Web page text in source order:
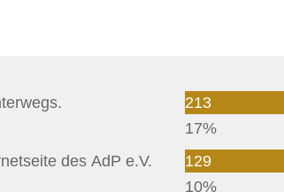
213
17%
des AdP e.V.
129
10%